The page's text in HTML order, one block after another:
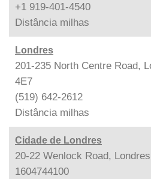
+1 919-401-4540
Distância milhas
Londres
201-235 North Centre Road,
4E7
(519) 642-2612
Distância milhas
Cidade de Londres
20-22 Wenlock Road,
1604744100